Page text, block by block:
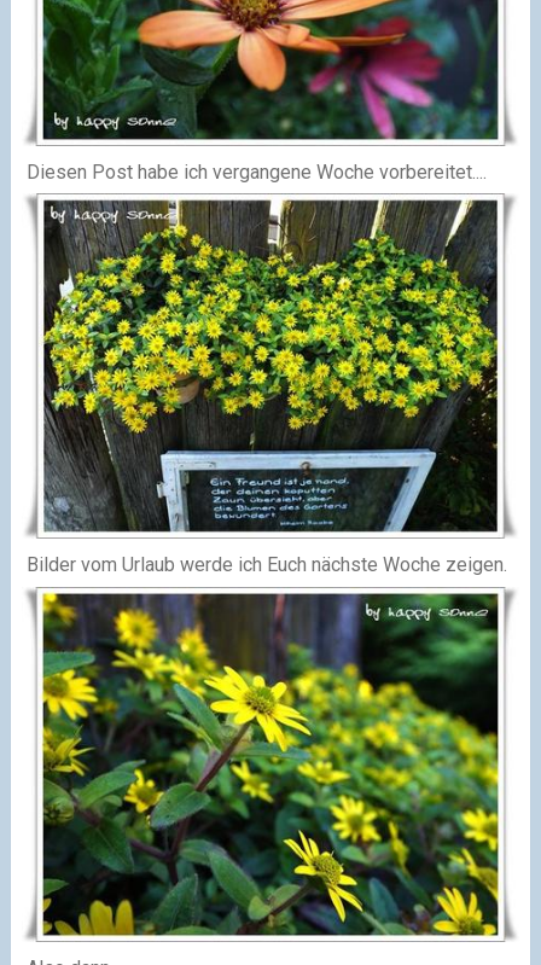
Diesen Post habe ich vergangene Woche vorbereitet....
Bilder vom Urlaub werde ich Euch nächste Woche zeigen.